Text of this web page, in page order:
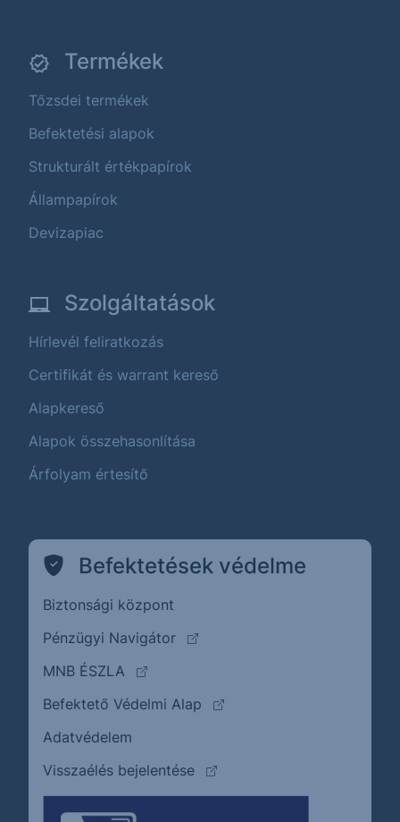
Termékek
Tőzsdei termékek
Befektetési alapok
Strukturált értékpapírok
Állampapírok
Devizapiac
Szolgáltatások
Hírlevél feliratkozás
Certifikát és warrant kereső
Alapkereső
Alapok összehasonlítása
Árfolyam értesítő
Befektetések védelme
Biztonsági központ
Pénzügyi Navigátor
(külső oldalra ugrik)
MNB ÉSZLA
(külső oldalra ugrik)
Befektető Védelmi Alap
(külső oldalra ugrik)
Adatvédelem
Visszaélés bejelentése
(külső oldalra ugrik)